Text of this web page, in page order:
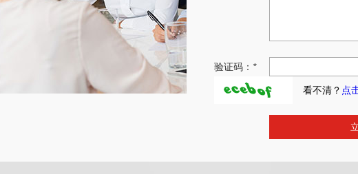
验证码： *
看不清？ 点